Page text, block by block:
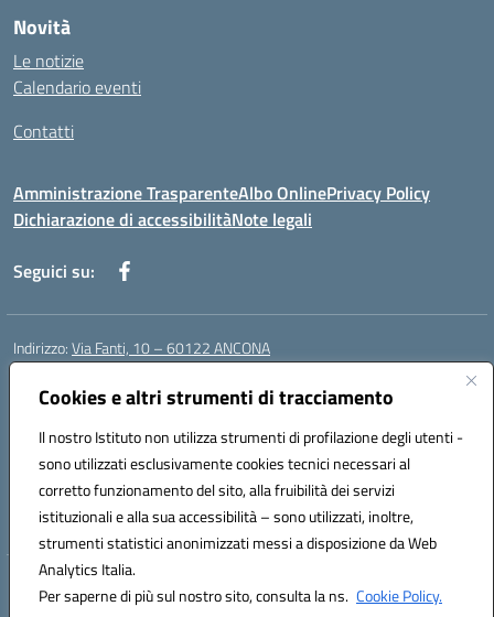
Cookies e altri strumenti di tracciamento
Il nostro Istituto non utilizza strumenti di profilazione degli utenti -
sono utilizzati esclusivamente cookies tecnici necessari al
corretto funzionamento del sito, alla fruibilità dei servizi
istituzionali e alla sua accessibilità – sono utilizzati, inoltre,
strumenti statistici anonimizzati messi a disposizione da Web
Analytics Italia.
Per saperne di più sul nostro sito, consulta la ns. Cookie Policy.
Novità
Le notizie
Calendario eventi
Contatti
Amministrazione TrasparenteAlbo OnlinePrivacy Policy
Dichiarazione di accessibilitàNote legali
Seguici su:
Indirizzo:Via Fanti, 10 – 60122 ANCONA
Centralino:
Posta elettronica certificata (PEC):anic813007@pec.istruzione.it
Codice fiscale: 80014930426
Codice meccanografico:anic813007
Codice Indice delle Pubbliche Amministrazioni (IPA): istsc_anic813007
Codice unico di fatturazione (CUF): UFWP60
Hosting & Powered by 3D Solution S.r.l.